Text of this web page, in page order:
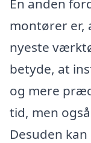
En anden
montører er,
nyeste
betyde, at
og mere
tid, men
Desuden